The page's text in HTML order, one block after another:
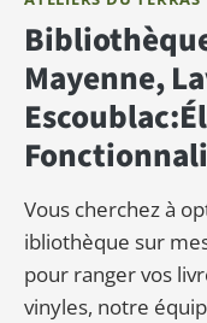
Mayenne,
Vous cherchez à
ibliothèque sur
pour ranger vos
vinyles, notre